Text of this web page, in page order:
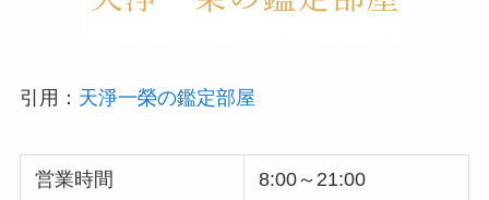
引用： 天淨一榮の鑑定部屋
営業時間 8:00～21:00